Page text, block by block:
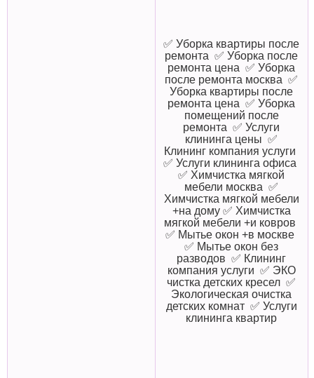
✅ Уборка квартиры после
ремонта ✅ Уборка после
ремонта цена ✅ Уборка
после ремонта москва ✅
Уборка квартиры после
ремонта цена ✅ Уборка
помещений после
ремонта ✅ Услуги
клининга цены ✅
Клининг компания услуги
✅ Услуги клининга офиса
✅ Химчистка мягкой
мебели москва ✅
Химчистка мягкой мебели
+на дому ✅ Химчистка
мягкой мебели +и ковров
✅ Мытье окон +в москве
✅ Мытье окон без
разводов ✅ Клининг
компания услуги ✅ ЭКО
чистка детских кресел ✅
Экологическая очистка
детских комнат ✅ Услуги
клининга квартир